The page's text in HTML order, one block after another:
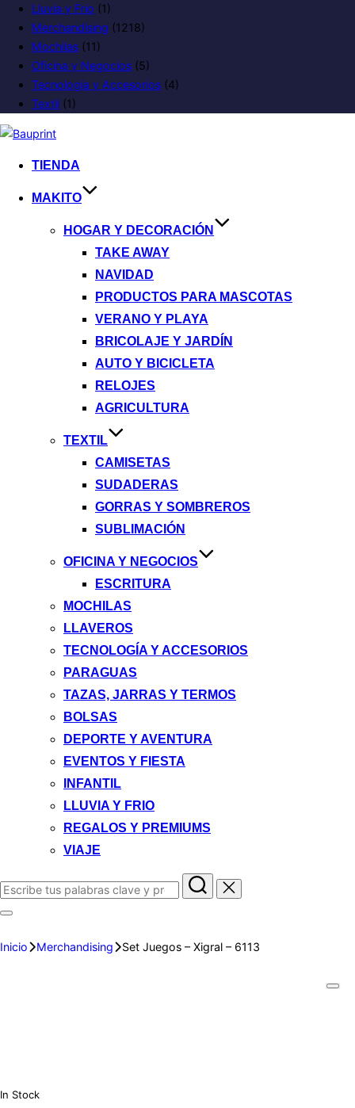
Lluvia y Frio (1)
Merchandising (1218)
Mochilas (11)
Oficina y Negocios (5)
Tecnología y Accesorios (4)
Textil (1)
TIENDA
MAKITO
HOGAR Y DECORACIÓN
TAKE AWAY
NAVIDAD
PRODUCTOS PARA MASCOTAS
VERANO Y PLAYA
BRICOLAJE Y JARDÍN
AUTO Y BICICLETA
RELOJES
AGRICULTURA
TEXTIL
CAMISETAS
SUDADERAS
GORRAS Y SOMBREROS
SUBLIMACIÓN
OFICINA Y NEGOCIOS
ESCRITURA
MOCHILAS
LLAVEROS
TECNOLOGÍA Y ACCESORIOS
PARAGUAS
TAZAS, JARRAS Y TERMOS
BOLSAS
DEPORTE Y AVENTURA
EVENTOS Y FIESTA
INFANTIL
LLUVIA Y FRIO
REGALOS Y PREMIUMS
VIAJE
Inicio Merchandising Set Juegos – Xigral – 6113
In Stock